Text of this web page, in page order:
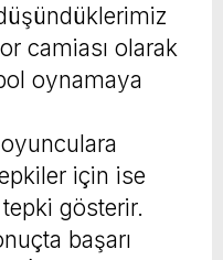
camiası olarak
oynamaya
için ise
gösterir.
başarı